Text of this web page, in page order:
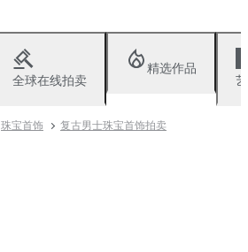
全球在线拍卖
精选作品
珠宝首饰 复古男士珠宝首饰拍卖